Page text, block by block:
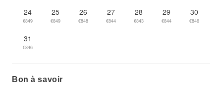
24
€849
25
€849
26
€848
27
€844
28
€843
29
€844
30
€846
31
€846
Bon à savoir